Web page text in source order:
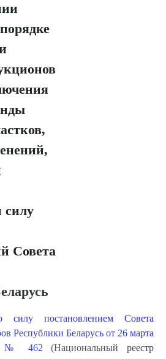
силу
Совета
силу постановлением Совета
Республики Беларусь от 26 марта
№ 462 (Национальный реестр